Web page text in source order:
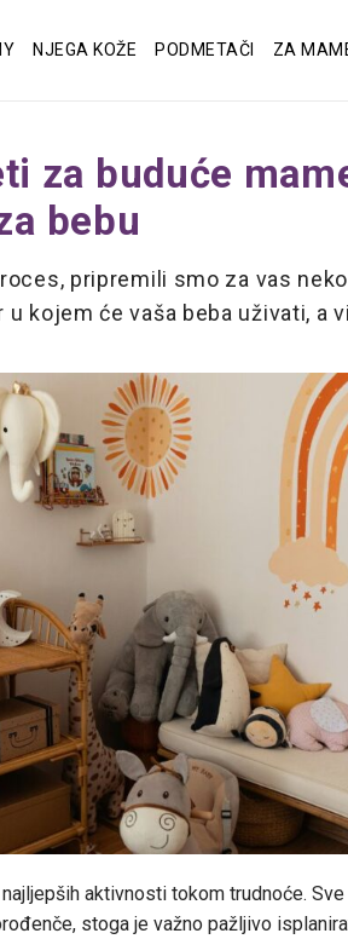
NJEGA KOŽE PODMETAČI ZA
za buduće
bebu
pripremili smo za vas
kojem će vaša beba uživati, a
aktivnosti tokom trudnoće.
stoga je važno pažljivo